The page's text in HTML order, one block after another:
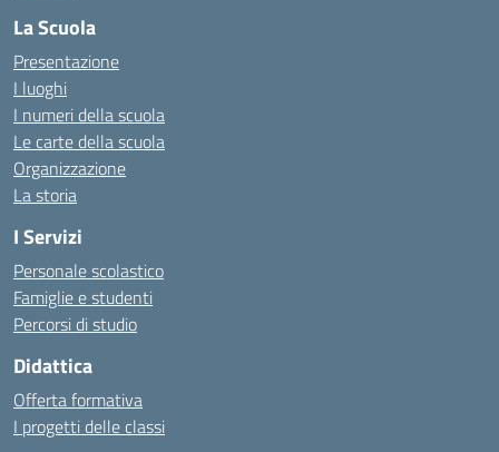
La Scuola
Presentazione
I luoghi
I numeri della scuola
Le carte della scuola
Organizzazione
La storia
I Servizi
Personale scolastico
Famiglie e studenti
Percorsi di studio
Didattica
Offerta formativa
I progetti delle classi